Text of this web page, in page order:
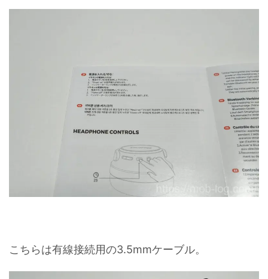
こちらは有線接続用の3.5mmケーブル。